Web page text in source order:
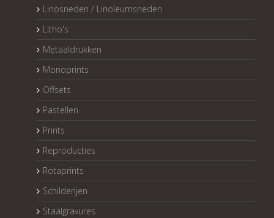
Linosneden / Linoleumsneden
Litho's
Metaaldrukken
Monoprints
Offsets
Pastellen
Prints
Reproducties
Rotaprints
Schilderijen
Staalgravures